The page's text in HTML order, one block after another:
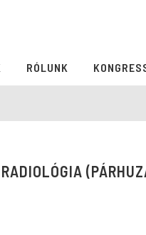
RÓLUNK